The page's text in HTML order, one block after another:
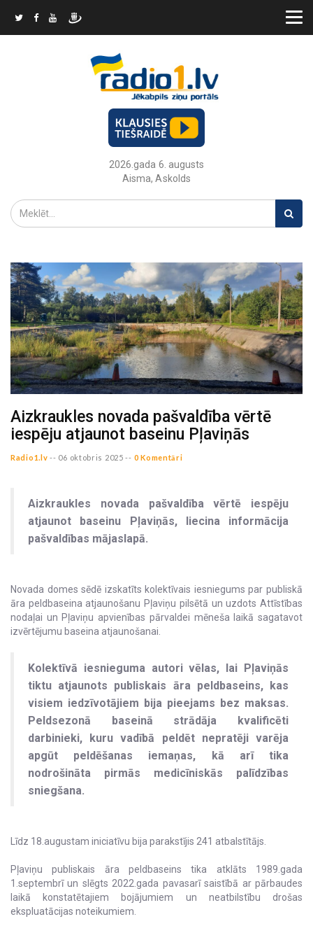
2026.gada 6. augusts
Aisma, Askolds
Aizkraukles novada pašvaldība vērtē
iespēju atjaunot baseinu Pļaviņās
Radio1.lv -- 06 oktobris 2025 -- 0 Komentāri
Aizkraukles novada pašvaldība vērtē iespēju
atjaunot baseinu Pļaviņās, liecina informācija
pašvaldības mājaslapā.
Novada domes sēdē izskatīts kolektīvais iesniegums par publiskā
āra peldbaseina atjaunošanu Pļaviņu pilsētā un uzdots Attīstības
nodaļai un Pļaviņu apvienības pārvaldei mēneša laikā sagatavot
izvērtējumu baseina atjaunošanai.
Kolektīvā iesnieguma autori vēlas, lai Pļaviņās
tiktu atjaunots publiskais āra peldbaseins, kas
visiem iedzīvotājiem bija pieejams bez maksas.
Peldsezonā baseinā strādāja kvalificēti
darbinieki, kuru vadībā peldēt nepratēji varēja
apgūt peldēšanas iemaņas, kā arī tika
nodrošināta pirmās medicīniskās palīdzības
sniegšana.
Līdz 18.augustam iniciatīvu bija parakstījis 241 atbalstītājs.
Pļaviņu publiskais āra peldbaseins tika atklāts 1989.gada
1.septembrī un slēgts 2022.gada pavasarī saistībā ar pārbaudes
laikā konstatētajiem bojājumiem un neatbilstību drošas
ekspluatācijas noteikumiem.